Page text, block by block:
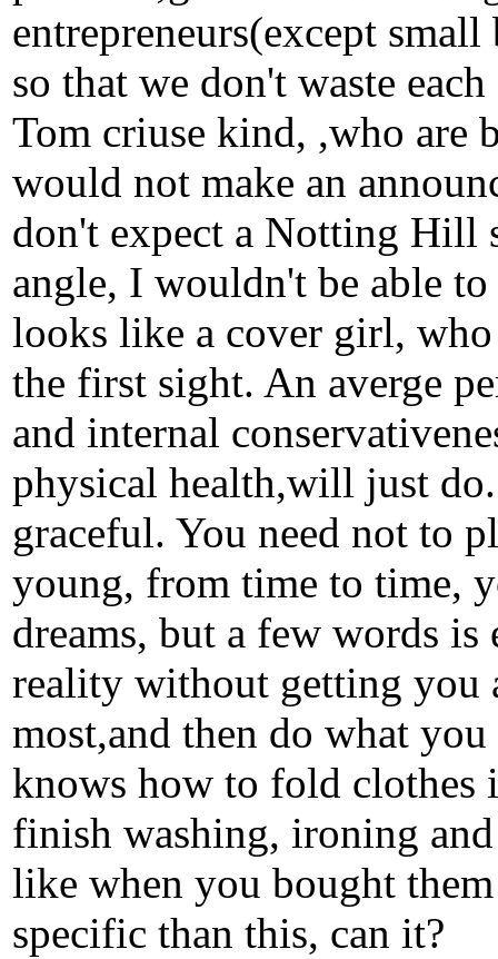
entrepreneurs(except
so that we don't waste
Tom criuse kind, ,who are
would not make an
don't expect a Notting Hill
angle, I wouldn't be able
looks like a cover girl, who
the first sight. An averge
and internal
physical health,will just
graceful. You need not to
young, from time to time,
dreams, but a few words
reality without getting you
most,and then do what
knows how to fold clothes
finish washing, ironing
like when you bought
specific than this, can it?